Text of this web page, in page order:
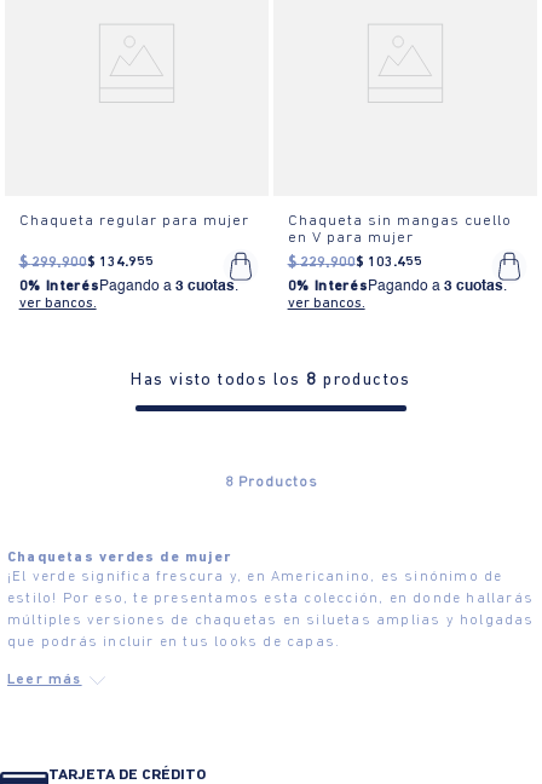
Chaqueta regular para mujer
$ 299.900$ 134.955
0% Interés Pagando a 3 cuotas.
ver bancos.
Chaqueta sin mangas cuello
en V para mujer
$ 229.900$ 103 .455
0% Interés Pagando a 3 cuotas.
ver bancos.
Has visto todos los 8 productos
8 Productos
Chaquetas verdes de mujer
¡El verde significa frescura y, en Americanino, es sinónimo de
estilo! Por eso, te presentamos esta colección, en donde hallarás
múltiples versiones de chaquetas en siluetas amplias y holgadas
que podrás incluir en tus looks de capas.
TARJETA DE CRÉDITO